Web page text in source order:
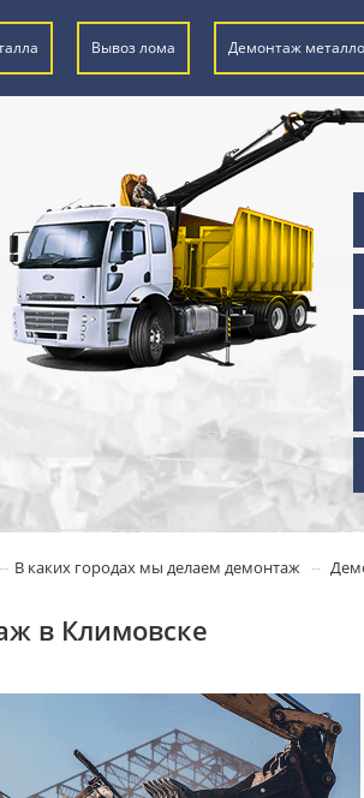
Вывоз лома Демонтаж
В каких городах мы делаем демонтаж
в Климовске